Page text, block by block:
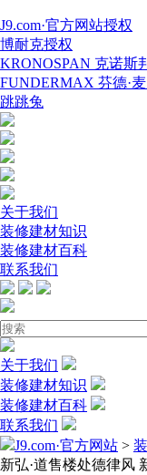
J9.com·官方网站授权
博耐克授权
KRONOSPAN 克诺斯
FUNDERMAX 芬德·
跳跳兔
关于我们
装修建材知识
装修建材百科
联系我们
关于我们
装修建材知识
装修建材百科
联系我们
J9.com·官方网站 >
新弘·道售楼处德律风